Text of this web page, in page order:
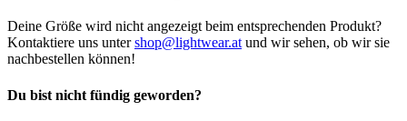
Deine Größe wird nicht angezeigt beim entsprechenden Produkt?
Kontaktiere uns untershop@lightwear.at und wir sehen, ob wir sie
nachbestellen können!
Du bist nicht fündig geworden?